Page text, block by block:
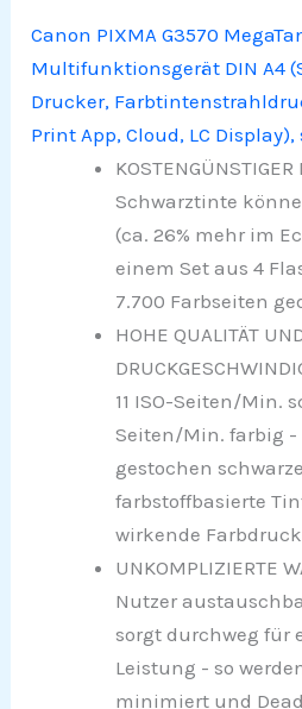
Canon PIXMA G3570
Multifunktionsgerät DIN A4
Drucker,
Print App, Cloud, LC
Schwarztinte
(ca. 26% mehr im
einem Set aus 4
7.700 Farbseiten
HOHE QUALITÄT
11 ISO-Seiten/Min.
Seiten/Min. farbig -
gestochen
farbstoffbasierte
wirkende
UNKOMPLIZIERTE
Nutzer
sorgt durchweg für
Leistung - so
minimiert und